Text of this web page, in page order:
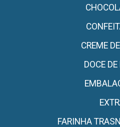
CREME
DOCE DE
FARINHA